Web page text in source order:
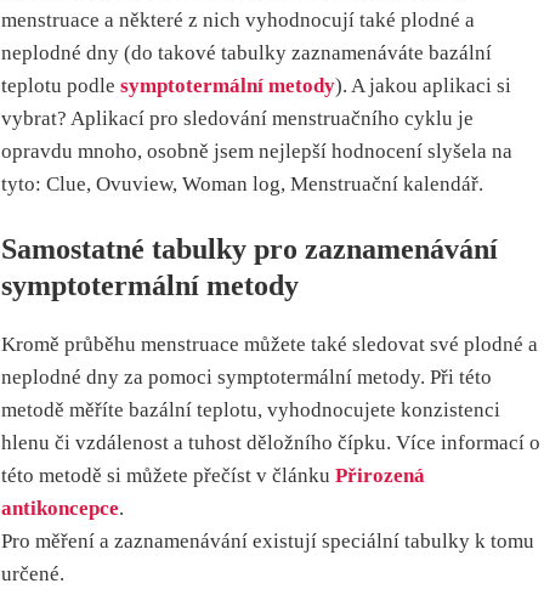
menstruace a některé z nich vyhodnocují také plodné a
neplodné dny (do takové tabulky zaznamenáváte bazální
teplotu podle symptotermální metody). A jakou aplikaci si
vybrat? Aplikací pro sledování menstruačního cyklu je
opravdu mnoho, osobně jsem nejlepší hodnocení slyšela na
tyto: Clue, Ovuview, Woman log, Menstruační kalendář.
Samostatné tabulky pro zaznamenávání
symptotermální metody
Kromě průběhu menstruace můžete také sledovat své plodné a
neplodné dny za pomoci symptotermální metody. Při této
metodě měříte bazální teplotu, vyhodnocujete konzistenci
hlenu či vzdálenost a tuhost děložního čípku. Více informací o
této metodě si můžete přečíst v článku Přirozená
antikoncepce.
Pro měření a zaznamenávání existují speciální tabulky k tomu
určené.